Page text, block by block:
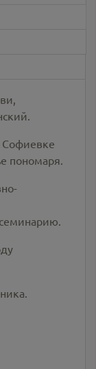
Софиевке
пономаря.